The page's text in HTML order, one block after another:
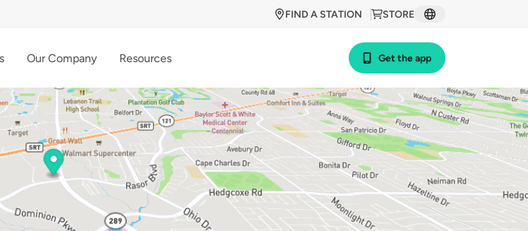
STORE
FIND A STATION
Our Company Resources Get the app